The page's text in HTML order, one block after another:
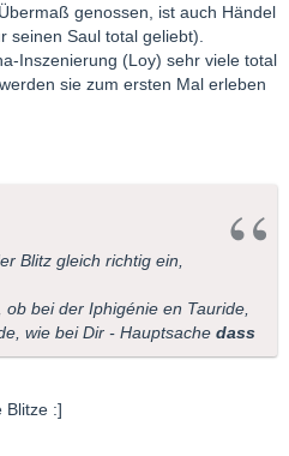
genossen, ist auch Händel
seinen Saul total geliebt).
Inszenierung (Loy) sehr viele total
sie zum ersten Mal erleben
Blitz gleich richtig ein,
bei der Iphigénie en Tauride,
wie bei Dir - Hauptsache dass
Blitze :]